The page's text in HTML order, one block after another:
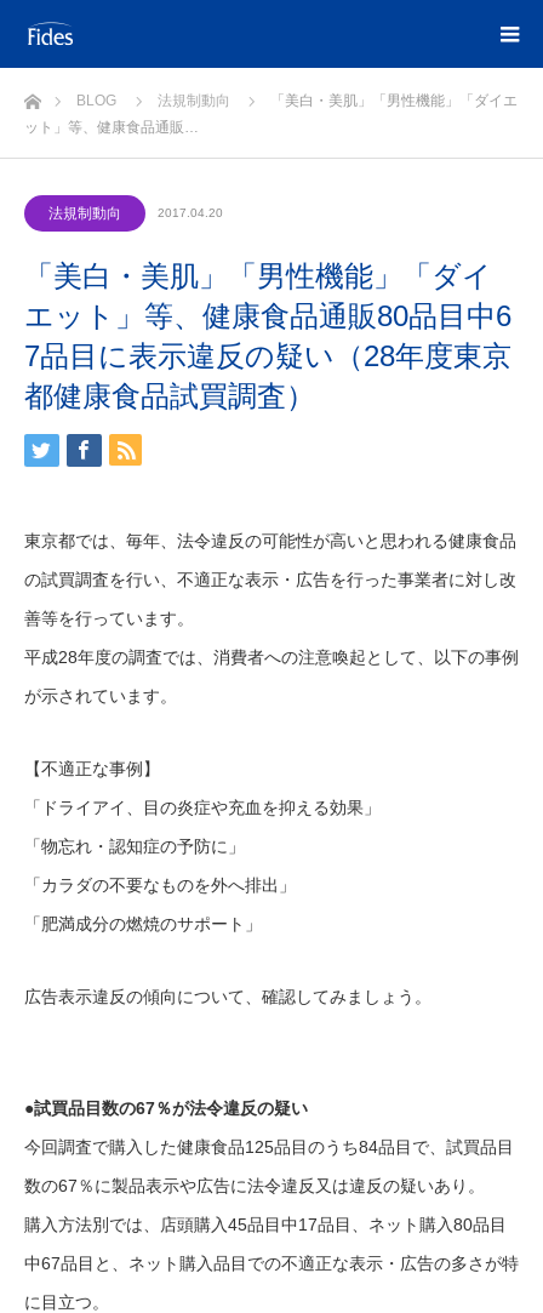
ホームBLOG 法規制動向
「美白・美肌」「男性機能」「ダイエ
ット」等、健康食品通販…
法規制動向 2017.04.20
「美白・美肌」「男性機能」「ダイ
エット」等、健康食品通販80品目中6
7品目に表示違反の疑い（28年度東京
都健康食品試買調査）
東京都では、毎年、法令違反の可能性が高いと思われる健康食品
の試買調査を行い、不適正な表示・広告を行った事業者に対し改
善等を行っています。
平成28年度の調査では、消費者への注意喚起として、以下の事例
が示されています。
【不適正な事例】
「ドライアイ、目の炎症や充血を抑える効果」
「物忘れ・認知症の予防に」
「カラダの不要なものを外へ排出」
「肥満成分の燃焼のサポート」
広告表示違反の傾向について、確認してみましょう。
●試買品目数の67％が法令違反の疑い
今回調査で購入した健康食品125品目のうち84品目で、試買品目
数の67％に製品表示や広告に法令違反又は違反の疑いあり。
購入方法別では、店頭購入45品目中17品目、ネット購入80品目
中67品目と、ネット購入品目での不適正な表示・広告の多さが特
に目立つ。